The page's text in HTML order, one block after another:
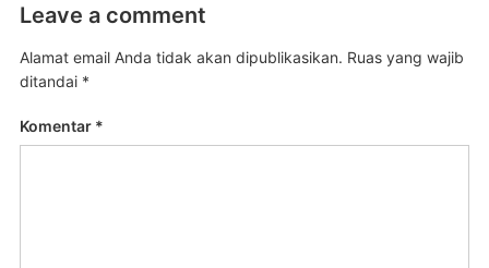
Leave a comment
Alamat email Anda tidak akan dipublikasikan. Ruas yang wajib
ditandai *
Komentar *